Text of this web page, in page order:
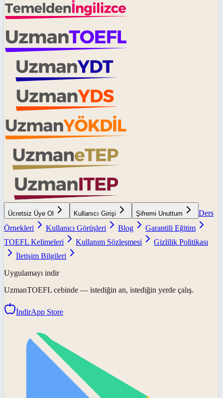
Ücretsiz Üye Ol Kullanıcı Girişi Şifremi Unuttum
Ders
Örnekleri
Kullanıcı Görüşleri Blog
Garantili Eğitim
TOEFL Kelimeleri
Kullanım Sözleşmesi
Gizlilik Politikası
İletişim Bilgileri
Uygulamayı indir
UzmanTOEFL cebinde — istediğin an, istediğin yerde çalış.
İndirApp Store